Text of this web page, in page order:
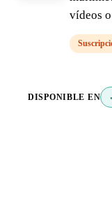
vídeos
DISPONIBLE EN